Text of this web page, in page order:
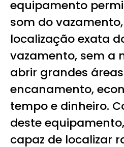
equipamento
som do
localização exata
vazamento, sem a
abrir grandes
encanamento,
tempo e dinheiro.
deste
capaz de localizar